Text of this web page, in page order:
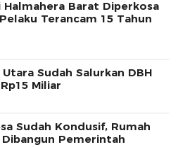
Halmahera Barat Diperkosa
Terancam 15 Tahun
Sudah Salurkan DBH
Miliar
Sudah Kondusif, Rumah
Dibangun Pemerintah